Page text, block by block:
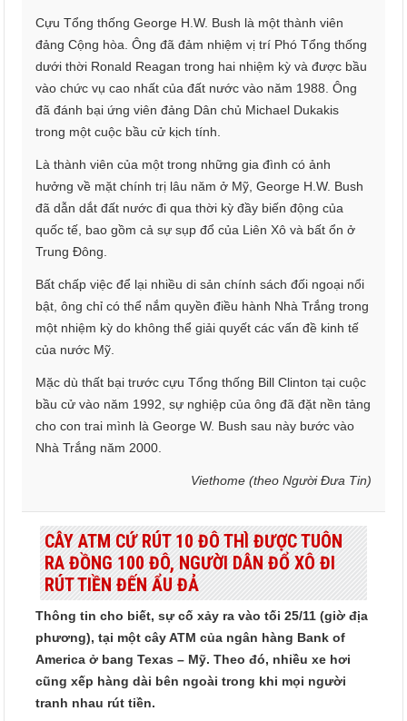
Cựu Tổng thống George H.W. Bush là một thành viên
đảng Cộng hòa. Ông đã đảm nhiệm vị trí Phó Tổng thống
dưới thời Ronald Reagan trong hai nhiệm kỳ và được bầu
vào chức vụ cao nhất của đất nước vào năm 1988. Ông
đã đánh bại ứng viên đảng Dân chủ Michael Dukakis
trong một cuộc bầu cử kịch tính.
Là thành viên của một trong những gia đình có ảnh
hưởng về mặt chính trị lâu năm ở Mỹ, George H.W. Bush
đã dẫn dắt đất nước đi qua thời kỳ đầy biến động của
quốc tế, bao gồm cả sự sụp đổ của Liên Xô và bất ổn ở
Trung Đông.
Bất chấp việc để lại nhiều di sản chính sách đối ngoại nổi
bật, ông chỉ có thể nắm quyền điều hành Nhà Trắng trong
một nhiệm kỳ do không thể giải quyết các vấn đề kinh tế
của nước Mỹ.
Mặc dù thất bại trước cựu Tổng thống Bill Clinton tại cuộc
bầu cử vào năm 1992, sự nghiệp của ông đã đặt nền tảng
cho con trai mình là George W. Bush sau này bước vào
Nhà Trắng năm 2000.
Viethome (theo Người Đưa Tin)
CÂY ATM CỨ RÚT 10 ĐÔ THÌ ĐƯỢC TUÔN
RA ĐỒNG 100 ĐÔ, NGƯỜI DÂN ĐỔ XÔ ĐI
RÚT TIỀN ĐẾN ẨU ĐẢ
Thông tin cho biết, sự cố xảy ra vào tối 25/11 (giờ địa
phương), tại một cây ATM của ngân hàng Bank of
America ở bang Texas – Mỹ. Theo đó, nhiều xe hơi
cũng xếp hàng dài bên ngoài trong khi mọi người
tranh nhau rút tiền.